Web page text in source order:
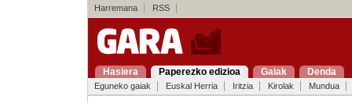
Harremana RSS
Hasiera Paperezko edizioa Gaiak Denda
Eguneko gaiak Euskal Herria Iritzia Kirolak Mundua